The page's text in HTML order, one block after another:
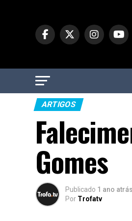
ARTIGOS
Gomes
Publicado 1 ano atrás
Por Trofatv